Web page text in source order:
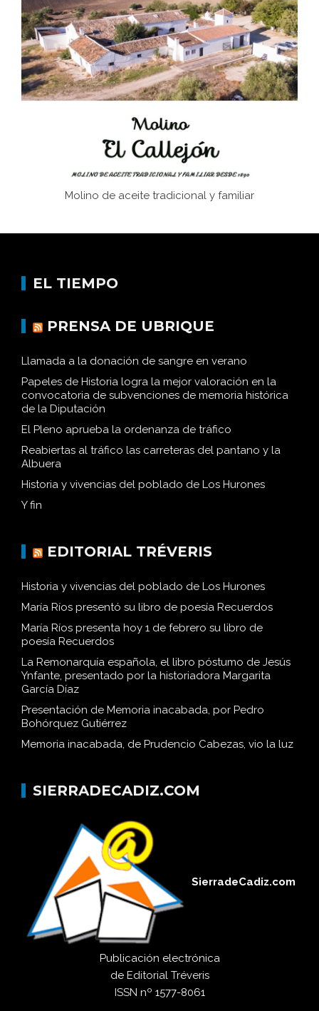
El Frente Popular. Ubrique, febrero-julio 1936
Juntar las letras. La alfabetización en el campo: del
afán de saber a la autogestión
Historia y vivencias del poblado de Los Hurones
Molino de aceite tradicional y familiar
EL TIEMPO
PRENSA DE UBRIQUE
Llamada a la donación de sangre en verano
Papeles de Historia logra la mejor valoración en la
convocatoria de subvenciones de memoria histórica
de la Diputación
El Pleno aprueba la ordenanza de tráfico
Reabiertas al tráfico las carreteras del pantano y la
Albuera
Historia y vivencias del poblado de Los Hurones
Y fin
EDITORIAL TRÉVERIS
Historia y vivencias del poblado de Los Hurones
María Ríos presentó su libro de poesía Recuerdos
María Ríos presenta hoy 1 de febrero su libro de
poesía Recuerdos
La Remonarquía española, el libro póstumo de Jesús
Ynfante, presentado por la historiadora Margarita
García Díaz
Presentación de Memoria inacabada, por Pedro
Bohórquez Gutiérrez
Memoria inacabada, de Prudencio Cabezas, vio la luz
SIERRADECADIZ.COM
SierradeCadiz.com
Publicación electrónica
de Editorial Tréveris
ISSN nº 1577-8061